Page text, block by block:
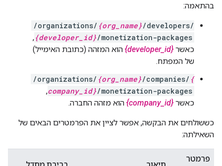
בהתאמה:
/organizations/ {org_name}/developers/
{developer_id}/monetization-packages
,
כאשר {developer_id}
הוא המזהה (כתובת האימייל)
של המפתח.
/organizations/ {org_name}/companies/ {
company_id}/monetization-packages
,
כאשר {company_id} הוא מזהה החברה.
כששולחים את הבקשה, אפשר לציין את הפרמטרים הבאים של
השאילתה:
פרמטר